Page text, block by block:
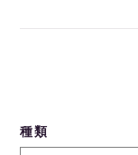
種類